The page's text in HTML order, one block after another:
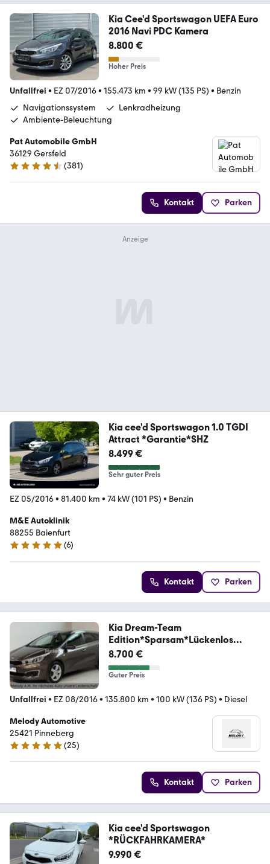
Kia Cee'd Sportswagon UEFA Euro
2016 Navi PDC Kamera
8.800 €
Hoher Preis
Unfallfrei • EZ 07/2016• 155.473 km • 99 kW (135 PS) • Benzin
Navigationssystem
Lenkradheizung
Ambiente-Beleuchtung
Pat Automobile GmbH
36129 Gersfeld
4.6 Sterne
(381)
Kontakt Parken
Kia cee'd Sportswagon 1.0 TGDI
Attract *Garantie*SHZ
8.499 €
Sehr guter Preis
EZ 05/2016• 81.400 km • 74 kW (101 PS) • Benzin
M&E Autoklinik
88255 Baienfurt
5 Sterne
(6)
Kontakt Parken
Kia Dream-Team
Edition*Sparsam*Lückenlos
Scheckheft*
8.700 €
Guter Preis
Unfallfrei • EZ 08/2016• 135.800 km • 100 kW (136 PS) • Diesel
Melody Automotive
25421 Pinneberg
4.9 Sterne
(25)
Kontakt Parken
Kia cee'd Sportswagon
*RÜCKFAHRKAMERA*
9.990 €